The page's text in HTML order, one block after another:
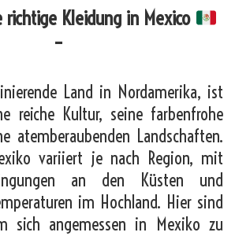
Kleidung in Mexico
–
Land in Nordamerika, ist
reiche Kultur, seine farbenfrohe
atemberaubenden Landschaften.
variiert je nach Region, mit
an den Küsten und
im Hochland. Hier sind
sich angemessen in Mexiko zu